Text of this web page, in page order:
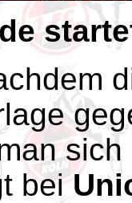
bei